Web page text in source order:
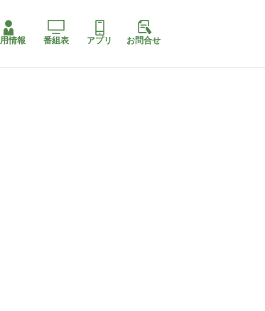
情報 番組表 アプリ お問合せ